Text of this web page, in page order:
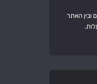
ובין האתר